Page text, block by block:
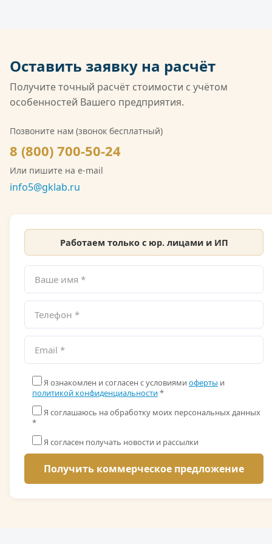
того, компания имеет лицензию Росгидромета
(Л039-00117-77/02547257) на деятельность в
области гидрометеорологии, включающую
водных объектов и почв. Также имеется допуск
СРО на выполнение инженерно-экологических
изысканий. Со скан-копией лицензии
Росгидромета можно ознакомиться на сайте.
Оставить заявку на расчёт
Получите точный расчёт стоимости с учётом
особенностей Вашего предприятия.
Позвоните нам (звонок бесплатный)
8 (800) 700-50-24
Или пишите на e-mail
info5@gklab.ru
Работаем только с юр. лицами и ИП
Я ознакомлен и согласен с условиями оферты и
политикой конфиденциальности*
Я соглашаюсь на обработку моих персональных данных
*
Я согласен получать новости и рассылки